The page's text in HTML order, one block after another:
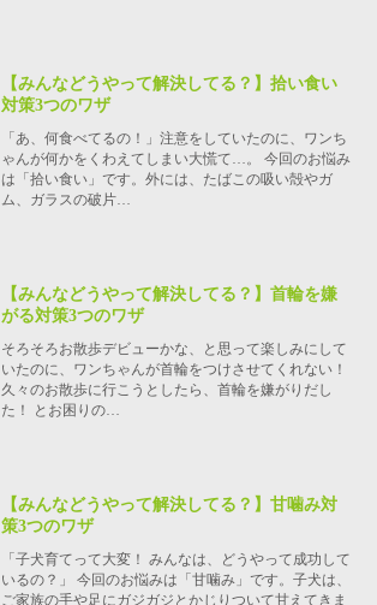
【みんなどうやって解決してる？】拾い食い
対策3つのワザ
「あ、何食べてるの！」注意をしていたのに、ワンち
ゃんが何かをくわえてしまい大慌て…。 今回のお悩み
は「拾い食い」です。外には、たばこの吸い殻やガ
ム、ガラスの破片…
【みんなどうやって解決してる？】首輪を嫌
がる対策3つのワザ
そろそろお散歩デビューかな、と思って楽しみにして
いたのに、ワンちゃんが首輪をつけさせてくれない！
久々のお散歩に行こうとしたら、首輪を嫌がりだし
た！ とお困りの…
【みんなどうやって解決してる？】甘噛み対
策3つのワザ
「子犬育てって大変！ みんなは、どうやって成功して
いるの？」 今回のお悩みは「甘噛み」です。子犬は、
ご家族の手や足にガジガジとかじりついて甘えてきま